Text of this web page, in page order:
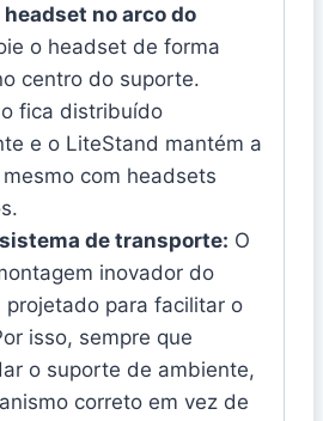
no arco do
o headset de forma
centro do suporte.
fica distribuído
e o LiteStand mantém a
com headsets
de transporte: O
inovador do
projetado para facilitar o
isso, sempre que
o suporte de ambiente,
correto em vez de